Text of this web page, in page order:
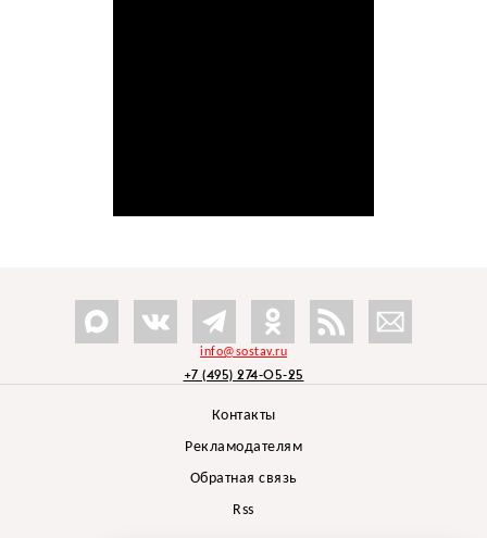
info@sostav.ru
+7 (495) 274-05-25
Контакты
Рекламодателям
Обратная связь
Rss